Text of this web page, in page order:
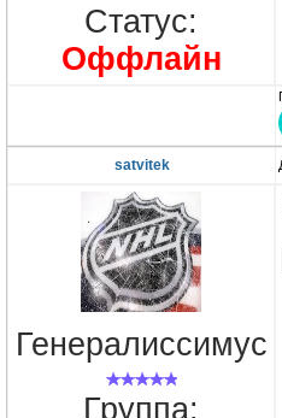
Статус:
Оффлайн
satvitek
Генералиссимус
Группа: